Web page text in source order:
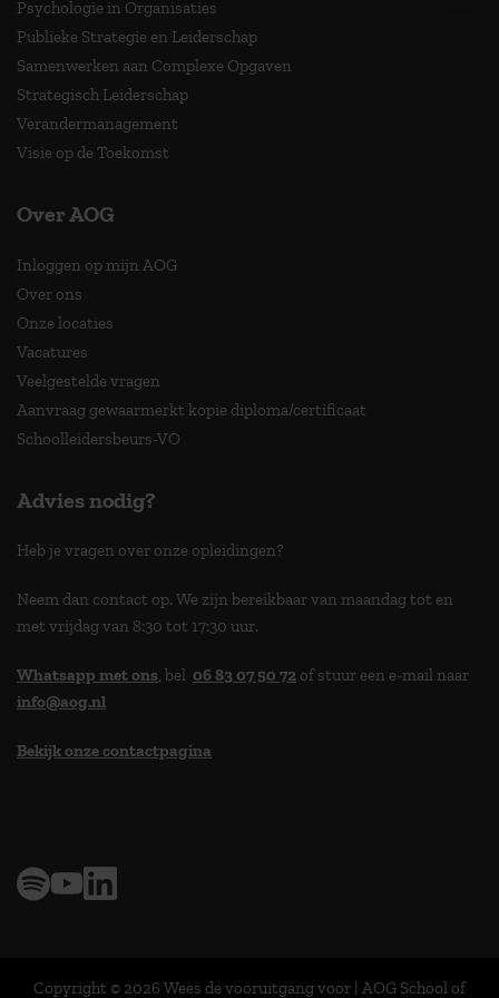
Psychologie in Organisaties
Publieke Strategie en Leiderschap
Samenwerken aan Complexe Opgaven
Strategisch Leiderschap
Verandermanagement
Visie op de Toekomst
Over AOG
Inloggen op mijn AOG
Over ons
Onze locaties
Vacatures
Veelgestelde vragen
Aanvraag gewaarmerkt kopie diploma/certificaat
Schoolleidersbeurs-VO
Advies nodig?
Heb je vragen over onze opleidingen?
Neem dan contact op. We zijn bereikbaar van maandag tot en
met vrijdag van 8:30 tot 17:30 uur.
Whatsapp met ons, bel 06 83 07 50 72 of stuur een e-mail naar
info@aog.nl
Bekijk onze contactpagina
Copyright © 2026 Wees de vooruitgang voor | AOG School of